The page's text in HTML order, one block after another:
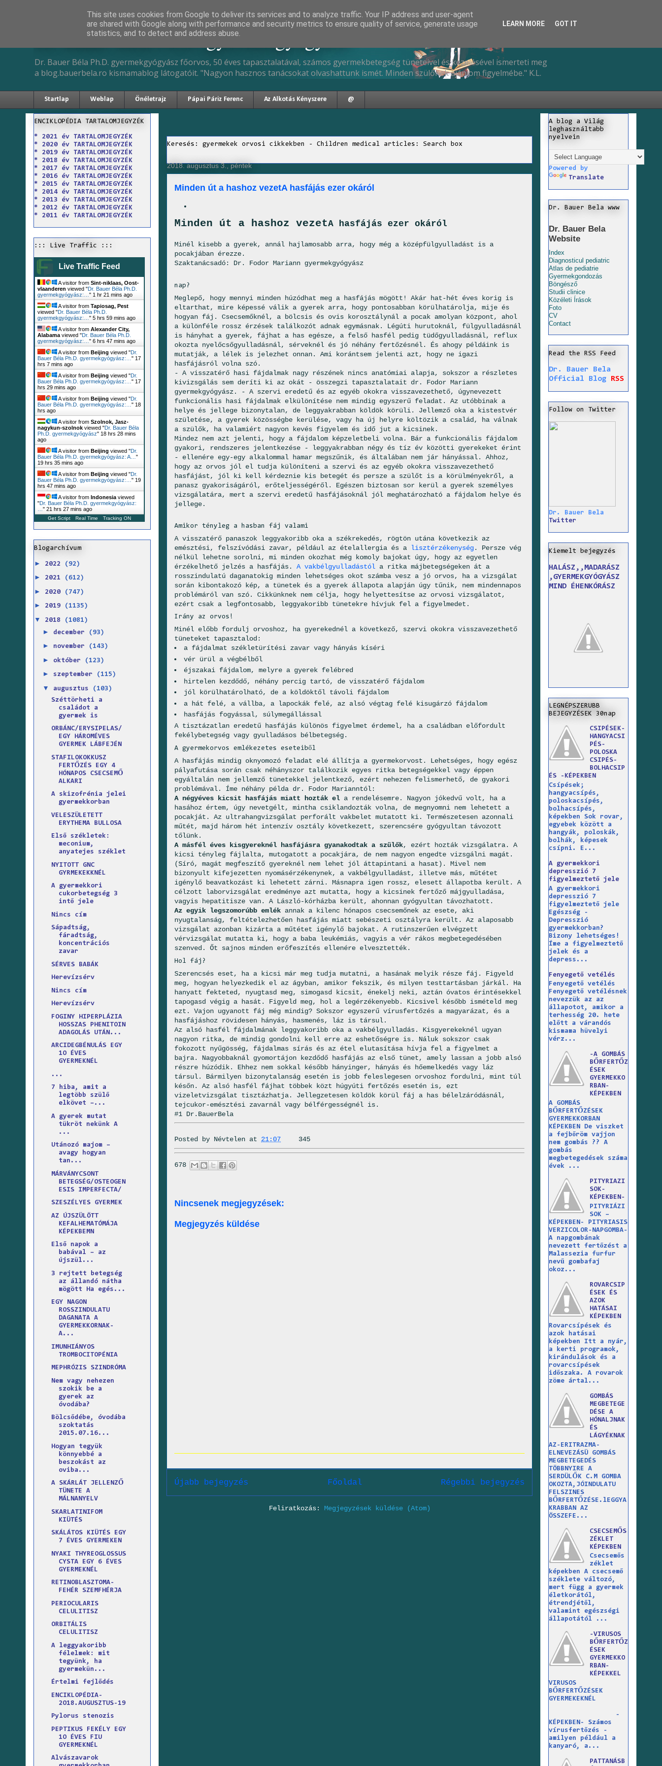
Dr. Bauer Béla Ph.D. gyermekgyógyász
Dr. Bauer Béla Ph.D. gyermekgyógyász főorvos, 50 éves tapasztalatával, számos gyermekbetegség tüneteivel és kezelésével ismerteti meg
a blog.bauerbela.ro kismamablog látogatóit. "Nagyon hasznos tanácsokat olvashattunk ismét. Minden szülőnek ajánlom figyelmébe." K.L.
Startlap Weblap Önéletrajz Pápai Páriz Ferenc Az Alkotás Kényszere @
Keresés: gyermekek orvosi cikkekben - Children medical articles: Search box
2018. augusztus 3., péntek
Minden út a hashoz vezetA hasfájás ezer okáról
Minden út a hashoz vezetA hasfájás ezer okáról
Minél kisebb a gyerek, annál hajlamosabb arra, hogy még a középfülgyulladást is a
pocakjában érezze.
Szaktanácsadó: Dr. Fodor Mariann gyermekgyógyász
nap?
Meglepő, hogy mennyi minden húzódhat meg a hasfájás mögött! Akár hat-hét éves korig is
eltarthat, mire képessé válik a gyerek arra, hogy pontosabban körülhatárolja, mije és
hogyan fáj. Csecsemőknél, a bölcsis és ovis korosztálynál a pocak amolyan központ, ahol
a különféle rossz érzések találkozót adnak egymásnak. Légúti hurutoknál, fülgyulladásnál
is hányhat a gyerek, fájhat a has egésze, a felső hasfél pedig tüdőgyulladásnál, reflux
okozta nyelőcsőgyulladásnál, sérveknél és jó néhány fertőzésnél. És ahogy példáink is
mutatják, a lélek is jelezhet onnan. Ami korántsem jelenti azt, hogy ne igazi
hasfájásról volna szó.
- A visszatérő hasi fájdalmak nagy részének nincs anatómiai alapja, sokszor a részletes
kivizsgálás sem deríti ki az okát - összegzi tapasztalatait dr. Fodor Mariann
gyermekgyógyász. - A szervi eredetű és az egyéb okokra visszavezethető, úgynevezett
funkcionális hasi fájdalmak elkülönítése nem mindig egyszerű feladat. Az utóbbinak a
helye és jellege bizonytalan, de leggyakrabban köldök körüli. Jellemző oka a kistestvér
születése, a gyerek közösségbe kerülése, vagy ha új helyre költözik a család, ha válnak
a szülők, ha valamiért nagyon kevés figyelem és idő jut a kicsinek.
Mindez nem azt jelenti, hogy a fájdalom képzeletbeli volna. Bár a funkcionális fájdalom
gyakori, rendszeres jelentkezése - leggyakrabban négy és tíz év közötti gyerekeket érint
- ellenére egy-egy alkalommal hamar megszűnik, és általában nem jár hányással. Ahhoz,
hogy az orvos jól el tudja különíteni a szervi és az egyéb okokra visszavezethető
hasfájást, jól ki kell kérdeznie kis betegét és persze a szülőt is a körülményekről, a
panasz gyakoriságáról, erőteljességéről. Egészen biztosan sor kerül a gyerek személyes
vizsgálatára, mert a szervi eredetű hasfájásoknál jól meghatározható a fájdalom helye és
jellege.
Amikor tényleg a hasban fáj valami
A visszatérő panaszok leggyakoribb oka a székrekedés, rögtön utána következik az
emésztési, felszívódási zavar, például az ételallergia és a lisztérzékenység. Persze vég
nélkül lehetne sorolni, mi minden okozhat még komoly bajokat úgy, hogy az egyetlen
érzékelhető jelzés a hasfájás. A vakbélgyulladástól a ritka májbetegségeken át a
rosszindulatú daganatokig minden lehetséges okot számba vesz a jó orvos, ha a vizsgálat
során kibontakozó kép, a tünetek és a gyerek állapota alapján úgy tűnik, nem mindennapos
problémáról van szó. Cikkünknek nem célja, hogy helyettesítse az orvosi vizsgálatot,
ezért csak a legfontosabb, leggyakoribb tünetekre hívjuk fel a figyelmedet.
Irány az orvos!
Minél előbb fordulj orvoshoz, ha gyerekednél a következő, szervi okokra visszavezethető
tüneteket tapasztalod:
a fájdalmat székletürítési zavar vagy hányás kíséri
vér ürül a végbélből
éjszakai fájdalom, melyre a gyerek felébred
hirtelen kezdődő, néhány percig tartó, de visszatérő fájdalom
jól körülhatárolható, de a köldöktől távoli fájdalom
a hát felé, a vállba, a lapockák felé, az alsó végtag felé kisugárzó fájdalom
hasfájás fogyással, súlymegállással
A tisztázatlan eredetű hasfájás különös figyelmet érdemel, ha a családban előfordult
fekélybetegség vagy gyulladásos bélbetegség.
A gyermekorvos emlékezetes eseteiből
A hasfájás mindig oknyomozó feladat elé állítja a gyermekorvost. Lehetséges, hogy egész
pályafutása során csak néhányszor találkozik egyes ritka betegségekkel vagy éppen
egyáltalán nem jellemző tünetekkel jelentkező, ezért nehezen felismerhető, de gyakori
problémával. Íme néhány példa dr. Fodor Marianntól:
A négyéves kicsit hasfájás miatt hozták el a rendelésemre. Nagyon jókedvű volt, ha a
hasához értem, úgy nevetgélt, mintha csiklandozták volna, de megnyomni nem lehetett a
pocakját. Az ultrahangvizsgálat perforált vakbelet mutatott ki. Természetesen azonnali
műtét, majd három hét intenzív osztály következett, szerencsére gyógyultan távozott
tőlünk.
A másfél éves kisgyereknél hasfájásra gyanakodtak a szülők, ezért hozták vizsgálatra. A
kicsi tényleg fájlalta, mutogatott a pocakjára, de nem nagyon engedte vizsgálni magát.
(Síró, magát megfeszítő gyereknél nem lehet jól áttapintani a hasat). Mivel nem
bizonyult kifejezetten nyomásérzékenynek, a vakbélgyulladást, illetve más, műtétet
igénylő beavatkozást ki lehetett zárni. Másnapra igen rossz, elesett állapotba került. A
célzott laborvizsgálat eredménye azt mutatta, hogy a kicsinek fertőző májgyulladása,
vagyis hepatitisze van. A László-kórházba került, ahonnan gyógyultan távozhatott.
Az egyik legszomorúbb emlék annak a kilenc hónapos csecsemőnek az esete, aki
nyugtalanság, feltételezhetően hasfájás miatt sebészeti osztályra került. Az alaposabb
vizsgálat azonban kizárta a műtétet igénylő bajokat. A rutinszerűen elvégzett
vérvizsgálat mutatta ki, hogy a baba leukémiás, vagyis a vér rákos megbetegedésében
szenved. Őt sajnos minden erőfeszítés ellenére elvesztették.
Hol fáj?
Szerencsés eset, ha a kicsi már meg tudja mutatni, a hasának melyik része fáj. Figyeld
meg, hogyan helyezkedik el az ágyban, amikor fekszik, és milyen testtartásban járkál. Ha
hanyatt fekteted, nyugtasd meg, simogasd kicsit, énekelj neki, aztán óvatos érintésekkel
tapogasd végig a hasát. Figyeld meg, hol a legérzékenyebb. Kicsivel később ismételd meg
ezt. Vajon ugyanott fáj még mindig? Sokszor egyszerű vírusfertőzés a magyarázat, és a
hasfájáshoz rövidesen hányás, hasmenés, láz is társul.
Az alsó hasfél fájdalmának leggyakoribb oka a vakbélgyulladás. Kisgyerekeknél ugyan
nagyon ritka, de mindig gondolni kell erre az eshetőségre is. Náluk sokszor csak
fokozott nyűgösség, fájdalmas sírás és az étel elutasítása hívja fel a figyelmet a
bajra. Nagyobbaknál gyomortájon kezdődő hasfájás az első tünet, amely lassan a jobb alsó
részre húzódik. Ehhez nem sokkal később hányinger, hányás és hőemelkedés vagy láz
társul. Bármilyen bizonytalanság esetén is jobb feleslegesen orvoshoz fordulni, mint túl
későn. Az alsó hasfél fájhat többek közt húgyúti fertőzés esetén is, ezt
vizeletvizsgálat tisztázhatja. Jellegzetesen köldök körül fáj a has bélelzáródásnál,
tejcukor-emésztési zavarnál vagy bélférgességnél is.
#1 Dr.BauerBela
Posted by Névtelen at 21:07 345
678
Nincsenek megjegyzések:
Megjegyzés küldése
Újabb bejegyzés Régebbi bejegyzés
Főoldal
Feliratkozás: Megjegyzések küldése (Atom)
ENCIKLOPÉDIA TARTALOMJEGYZÉK
* 2021 év TARTALOMJEGYZÉK
* 2020 év TARTALOMJEGYZÉK
* 2019 év TARTALOMJEGYZÉK
* 2018 év TARTALOMJEGYZÉK
* 2017 év TARTALOMJEGYZÉK
* 2016 év TARTALOMJEGYZÉK
* 2015 év TARTALOMJEGYZÉK
* 2014 év TARTALOMJEGYZÉK
* 2013 év TARTALOMJEGYZÉK
* 2012 év TARTALOMJEGYZÉK
* 2011 év TARTALOMJEGYZÉK
::: Live Traffic :::
Live Traffic Feed
A visitor from Sint-niklaas, Oost-
vlaanderen viewed "Dr. Bauer Béla Ph.D.
gyermekgyógyász:… " 1 hr 21 mins ago
A visitor from Tapiosag, Pest
viewed "Dr. Bauer Béla Ph.D.
gyermekgyógyász:… " 5 hrs 59 mins ago
A visitor from Alexander City,
Alabama viewed "Dr. Bauer Béla Ph.D.
gyermekgyógyász:… " 6 hrs 47 mins ago
A visitor from Beijing viewed "Dr.
Bauer Béla Ph.D. gyermekgyógyász:… " 17
hrs 7 mins ago
A visitor from Beijing viewed "Dr.
Bauer Béla Ph.D. gyermekgyógyász:… " 17
hrs 29 mins ago
A visitor from Beijing viewed "Dr.
Bauer Béla Ph.D. gyermekgyógyász:… " 18
hrs ago
A visitor from Szolnok, Jasz-
nagykun-szolnok viewed "Dr. Bauer Béla
Ph.D. gyermekgyógyász" 18 hrs 28 mins
ago
A visitor from Beijing viewed "Dr.
Bauer Béla Ph.D. gyermekgyógyász: A… "
19 hrs 35 mins ago
A visitor from Beijing viewed "Dr.
Bauer Béla Ph.D. gyermekgyógyász:… " 19
hrs 47 mins ago
A visitor from Indonesia viewed
"Dr. Bauer Béla Ph.D. gyermekgyógyász:
" 21 hrs 27 mins ago
Get Script Real Time Tracking ON
Blogarchívum
► 2022 (92)
► 2021 (612)
► 2020 (747)
► 2019 (1135)
▼ 2018 (1081)
► december (93)
► november (143)
► október (123)
► szeptember (115)
▼ augusztus
(103)
Széttörheti a
családot a
gyermek is
ORBÁNC/ERYSIPELAS/
EGY HÁROMÉVES
GYERMEK LÁBFEJÉN
STAFILOKOKKUSZ
FERTŐZÉS EGY 4
HÓNAPOS CSECSEMŐ
ALKARI
A skizofrénia jelei
gyermekkorban
VELESZÜLETETT
ERYTHEMA BULLOSA
Első székletek:
meconium,
anyatejes széklet
NYITOTT GNC
GYRMEKEKKNÉL
A gyermekkori
cukorbetegség 3
intő jele
Nincs cím
Sápadtság,
fáradtság,
koncentrációs
zavar
SÉRVES BABÁK
Herevízsérv
Nincs cím
Herevízsérv
FOGINY HIPERPLÁZIA
HOSSZAS PHENITOIN
ADAGOLÁS UTÁN...
ARCIDEGBÉNULÁS EGY
1O ÉVES
GYERMEKNÉL
...
7 hiba, amit a
legtöbb szülő
elkövet –...
A gyerek mutat
tükröt nekünk A
...
Utánozó majom –
avagy hogyan
tan...
MÁRVÁNYCSONT
BETEGSÉG/OSTEOGEN
ESIS IMPERFECTA/
SZESZÉLYES GYERMEK
AZ ÚJSZÜLÖTT
KEFALHEMATÓMÁJA
KÉPEKBEMN
Első napok a
babával – az
újszül...
3 rejtett betegség
az állandó nátha
mögött Ha egés...
EGY NAGON
ROSSZINDULATU
DAGANATA A
GYERMEKKORNAK-
A...
IMUNHIÁNYOS
TROMBOCITOPÉNIA
MEPHRÓZIS SZINDRÓMA
Nem vagy nehezen
szokik be a
gyerek az
óvodába?
Bölcsődébe, óvodába
szoktatás
2015.07.16...
Hogyan tegyük
könnyebbé a
beszokást az
oviba...
A SKÁRLÁT JELLENZŐ
TÜNETE A
MÁLNANYELV
SKARLATINIFOM
KIÜTÉS
SKÁLÁTOS KIÜTÉS EGY
7 ÉVES GYERMEKEN
NYAKI THYREOGLOSSUS
CYSTA EGY 6 ÉVES
GYERMEKNÉL
RETINOBLASZTOMA-
FEHÉR SZEMFHÉRJA
PERIOCULARIS
CELULITISZ
ORBITÁLIS
CELULITISZ
A leggyakoribb
félelmek: mit
tegyünk, ha
gyermekün...
Értelmi fejlődés
ENCIKLOPÉDIA-
2O18.AUGUSZTUS-19
Pylorus stenozis
PEPTIKUS FEKÉLY EGY
1O ÉVES FIU
GYERMEKNÉL
Alvászavarok
A blog a Világ
leghasználtabb
nyelvein
Powered by
Translate
Dr. Bauer Bela www
Dr. Bauer Bela
Website
Index
Diagnosticul pediatric
Atlas de pediatrie
Gyermekgondozás
Böngésző
Studii clinice
Közéleti Írások
Foto
CV
Contact
Read the RSS Feed
Dr. Bauer Bela
Official Blog
RSS
Follow on Twitter
Dr. Bauer Bela
Twitter
Kiemelt bejegyzés
HALÁSZ,,MADARÁSZ
,GYERMEKGYÓGYÁSZ
MIND ÉHENKÓRÁSZ
LEGNÉPSZERUBB
BEJEGYZÉSEK 30nap
CSIPÉSEK-
HANGYACSI
PÉS-
POLOSKA
CSIPÉS-
BOLHACSIP
ÉS -KÉPEKBEN
Csípések;
hangyacsípés,
poloskacsípés,
bolhacsípés,
képekben Sok rovar,
egyebek között a
hangyák, poloskák,
bolhák, képesek
csípni. E...
A gyermekkori
depresszió 7
figyelmeztető jele
A gyermekkori
depresszió 7
figyelmeztető jele
Egészség -
Depresszió
gyermekkorban?
Bizony lehetséges!
Íme a figyelmeztető
jelek és a
depress...
Fenyegető vetélés
Fenyegető vetélés
Fenyegető vetélésnek
nevezzük az az
állapotot, amikor a
terhesség 20. hete
előtt a várandós
kismama hüvelyi
vérz...
-A GOMBÁS
BŐRFERTŐZ
ÉSEK
GYERMEKKO
RBAN-
KÉPEKBEN
A GOMBÁS
BŐRFERTŐZÉSEK
GYERMEKKORBAN
KÉPEKBEN De viszket
a fejbőröm vajjon
nem gombás ?? A
gombás
megbetegedések száma
évek ...
PITYRIAZI
SOK-
KÉPEKBEN-
PITYRIÁZI
SOK –
KÉPEKBEN- PITYRIASIS
VERZICOLOR-NAPGOMBA-
A napgombának
nevezett fertőzést a
Malassezia furfur
nevű gombafaj
okoz...
ROVARCSIP
ÉSEK ÉS
AZOK
HATÁSAI
KÉPEKBEN
Rovarcsípések és
azok hatásai
képekben Itt a nyár,
a kerti programok,
kirándulások és a
rovarcsípések
időszaka. A rovarok
zöme ártal...
GOMBÁS
MEGBETEGE
DÉSE A
HÓNALJNAK
ÉS
LÁGYÉKNAK
AZ-ERITRAZMA-
ELNEVEZÁSÜ GOMBÁS
MEGBETEGEDÉS
TÖBBNYIRE A
SERDÜLŐK C.M GOMBA
OKOZTA,JÓINDULATU
FELSZINES
BŐRFERTŐZÉSE.lEGGYA
KRABBAN AZ
ÖSSZEFE...
CSECSEMŐS
ZÉKLET
KÉPEKBEN
Csecsemős
zéklet
képekben A csecsemő
széklete változó,
mert függ a gyermek
életkorától,
étrendjétől,
valamint egészségi
állapotától ...
-VIRUSOS
BŐRFERTŐZ
ÉSEK
GYERMEKKO
RBAN-
KÉPEKKEL
VIRUSOS
BŐRFERTŐZÉSEK
GYERMEKEKNÉL
-
KÉPEKBEN- Számos
vírusfertőzés -
amilyen például a
kanyaró, a...
PATTANÁSB
This site uses cookies from Google to deliver its services and to analyze traffic. Your IP address and user-agent
are shared with Google along with performance and security metrics to ensure quality of service, generate usage
statistics, and to detect and address abuse.
LEARN MORE GOT IT